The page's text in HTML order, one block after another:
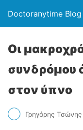
Doctoranytime Blog
Οι
συνδρόμου
στον ύπνο
Γρηγόρης Τσώνης